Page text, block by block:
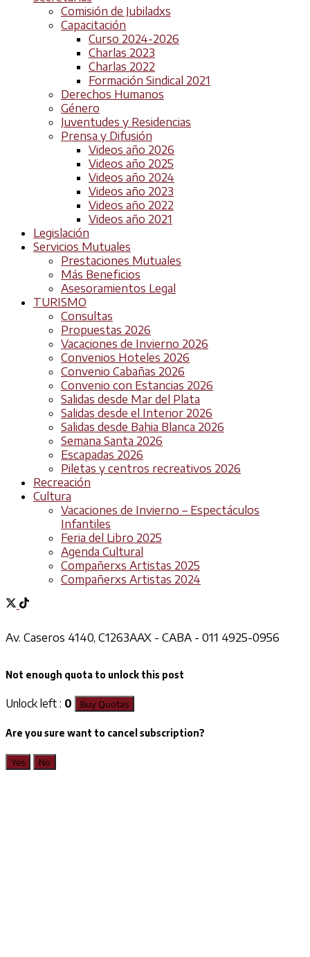
Comisión de Jubiladxs
Capacitación
Curso 2024-2026
Charlas 2023
Charlas 2022
Formación Sindical 2021
Derechos Humanos
Género
Juventudes y Residencias
Prensa y Difusión
Videos año 2026
Videos año 2025
Videos año 2024
Videos año 2023
Videos año 2022
Videos año 2021
Legislación
Servicios Mutuales
Prestaciones Mutuales
Más Beneficios
Asesoramientos Legal
TURISMO
Consultas
Propuestas 2026
Vacaciones de Invierno 2026
Convenios Hoteles 2026
Convenio Cabañas 2026
Convenio con Estancias 2026
Salidas desde Mar del Plata
Salidas desde el Interior 2026
Salidas desde Bahia Blanca 2026
Semana Santa 2026
Escapadas 2026
Piletas y centros recreativos 2026
Recreación
Cultura
Vacaciones de Invierno – Espectáculos
Infantiles
Feria del Libro 2025
Agenda Cultural
Compañerxs Artistas 2025
Compañerxs Artistas 2024
Av. Caseros 4140, C1263AAX - CABA - 011 4925-0956
Not enough quota to unlock this post
Unlock left : 0 Buy Quotas
Are you sure want to cancel subscription?
Yes No